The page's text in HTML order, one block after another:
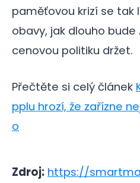
paměťovou krizí se tak
obavy, jak dlouho
cenovou politiku držet.
Přečtěte si celý článek
pplu hrozí, že zařízne
o
Zdroj: https://